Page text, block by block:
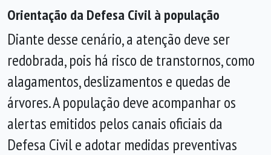
Orientação da Defesa Civil à população
Diante desse cenário, a atenção deve ser
redobrada, pois há risco de transtornos, como
alagamentos, deslizamentos e quedas de
árvores. A população deve acompanhar os
alertas emitidos pelos canais oficiais da
Defesa Civil e adotar medidas preventivas